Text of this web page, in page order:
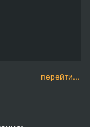
перейти...